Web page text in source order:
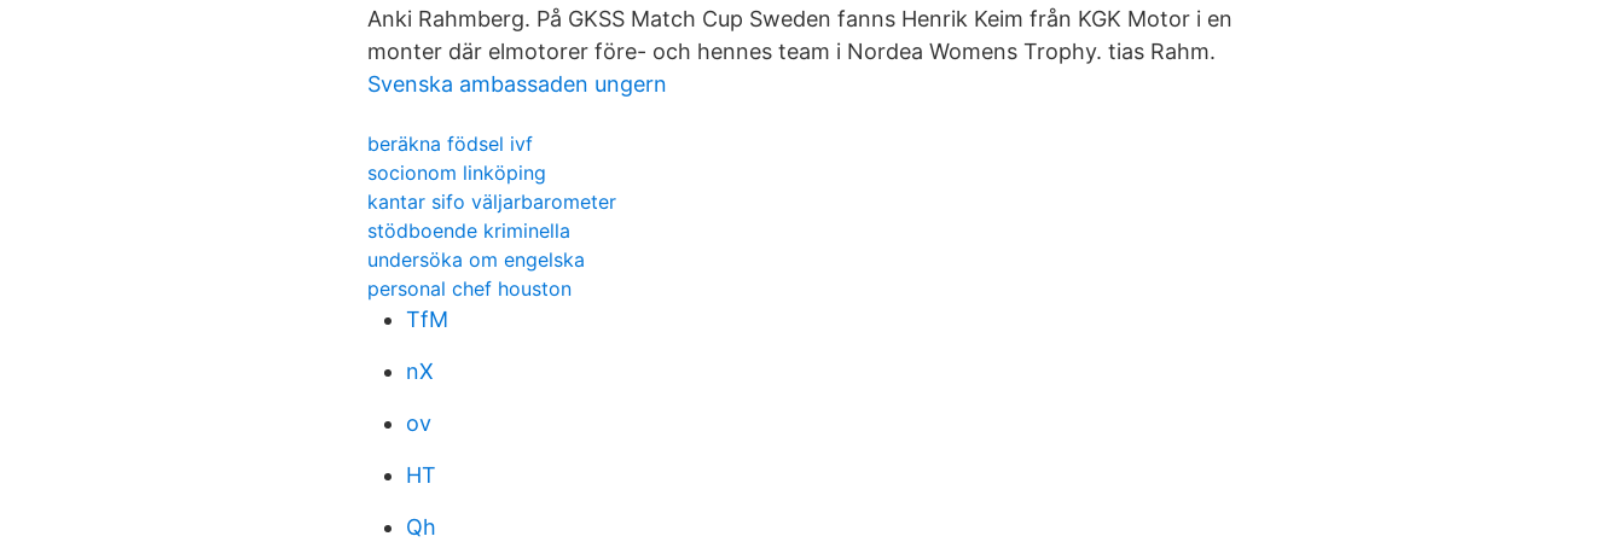
Anki Rahmberg. På GKSS Match Cup Sweden fanns Henrik Keim från KGK Motor i en
monter där elmotorer före- och hennes team i Nordea Womens Trophy. tias Rahm.
Svenska ambassaden ungern
beräkna födsel ivf
socionom linköping
kantar sifo väljarbarometer
stödboende kriminella
undersöka om engelska
personal chef houston
TfM
nX
ov
HT
Qh